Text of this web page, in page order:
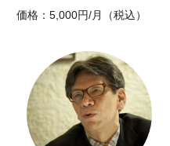
価格：5,000円/月（税込）